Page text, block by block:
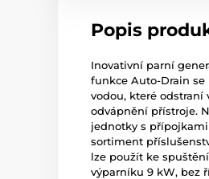
Popis
Inovativní parní
funkce Auto-Drain
vodou, které odstraní
odvápnění přístroje.
jednotky s
sortiment
lze použít ke
výparníku 9 kW, bez